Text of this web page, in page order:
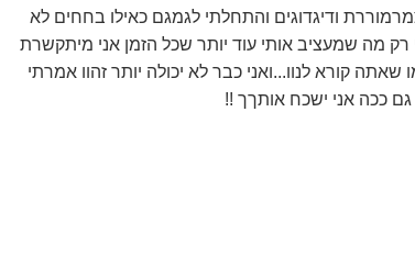
ודיגדוגים והתחלתי לגמגם כאילו בחחים לא
מה שמעציב אותי עוד יותר שכל הזמן אני מיתקשרת
שאתה קורא לנוו...ואני כבר לא יכולה יותר זהוו אמרתי
ככה אני ישכח אותךך !!